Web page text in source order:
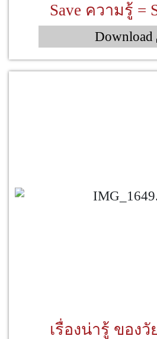
Save ความรู้ =
Download
เรื่องน่ารู้ ของ